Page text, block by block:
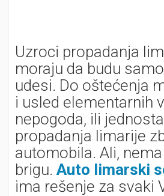
Uzroci propadanja
moraju da budu
udesi. Do oštećenja
i usled elementarnih
nepogoda, ili
propadanja limarije
automobila. Ali,
brigu. Auto limarski
ima rešenje za svaki